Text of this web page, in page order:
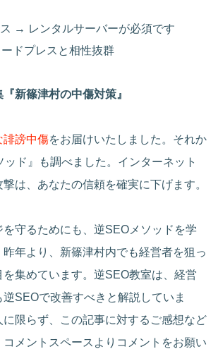
→ レンタルサーバーが必須です
ドプレスと相性抜群
新篠津村の中傷対策』
誹謗中傷をお届けいたしました。それか
ッド』も調べました。インターネット
は、あなたの信頼を確実に下げます。
守るためにも、逆SEOメソッドを学
年より、新篠津村内でも経営者を狙っ
集めています。逆SEO教室は、経営
SEOで改善すべきと解説していま
限らず、この記事に対するご感想など
コメントスペースよりコメントをお願い